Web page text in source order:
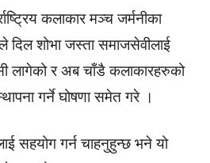
कलाकार मञ्च जर्मनीका
दिल शोभा जस्ता समाजसेवीलाई
लागेको र अब चाँडै कलाकारहरुको
गर्ने घोषणा समेत गरे ।
सहयोग गर्न चाहनुहुन्छ भने यो